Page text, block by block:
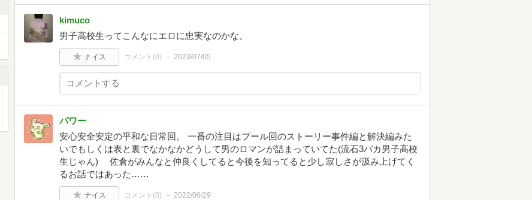
kimuco
男子高校生ってこんなにエロに忠実なのかな。
ナイス コメント(0) 2023/07/05
パワー
安心安全安定の平和な日常回。 一番の注目はプール回のストーリー事件編と解決編みた
いでもしくは表と裏でなかなかどうして男のロマンが詰まっていてた(流石3バカ男子高校
生じゃん) 佐倉がみんなと仲良くしてると今後を知ってると少し寂しさが汲み上げてく
るお話ではあった……
ナイス コメント(0) 2022/06/29